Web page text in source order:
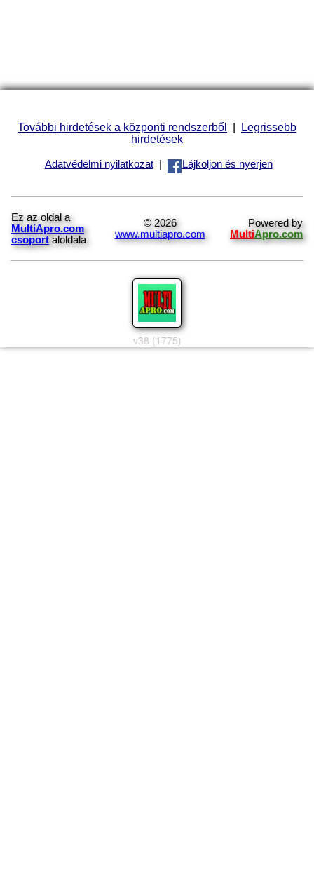
További hirdetések a központi rendszerből | Legrissebb
hirdetések
Adatvédelmi nyilatkozat| Lájkoljon és nyerjen
Ez az oldal a
MultiApro.com
csoport aloldala
© 2026
www.multiapro.com
Powered by
MultiApro.com
v38 (1775)